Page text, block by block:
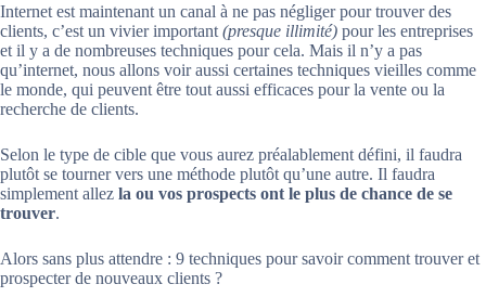
Internet est maintenant un canal à ne pas négliger pour trouver des
clients, c’est un vivier important (presque illimité) pour les entreprises
et il y a de nombreuses techniques pour cela. Mais il n’y a pas
qu’internet, nous allons voir aussi certaines techniques vieilles comme
le monde, qui peuvent être tout aussi efficaces pour la vente ou la
recherche de clients.
Selon le type de cible que vous aurez préalablement défini, il faudra
plutôt se tourner vers une méthode plutôt qu’une autre. Il faudra
simplement allez la ou vos prospects ont le plus de chance de se
trouver.
Alors sans plus attendre : 9 techniques pour savoir comment trouver et
prospecter de nouveaux clients ?